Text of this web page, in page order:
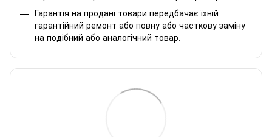
Гарантія на продані товари передбачає їхній
гарантійний ремонт або повну або часткову заміну
на подібний або аналогічний товар.